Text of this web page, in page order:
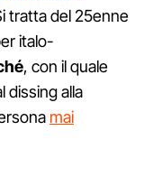
tratta del 25enne
italo-
, con il quale
dissing alla
mai